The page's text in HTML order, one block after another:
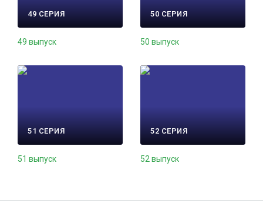
49 СЕРИЯ
49 выпуск
50 СЕРИЯ
50 выпуск
51 СЕРИЯ
51 выпуск
52 СЕРИЯ
52 выпуск